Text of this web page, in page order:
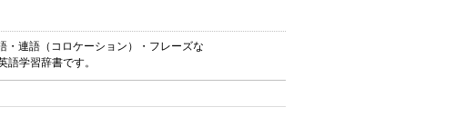
・連語（コロケーション）・フレーズな
学習辞書です。